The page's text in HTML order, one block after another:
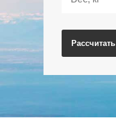
Рассчитать